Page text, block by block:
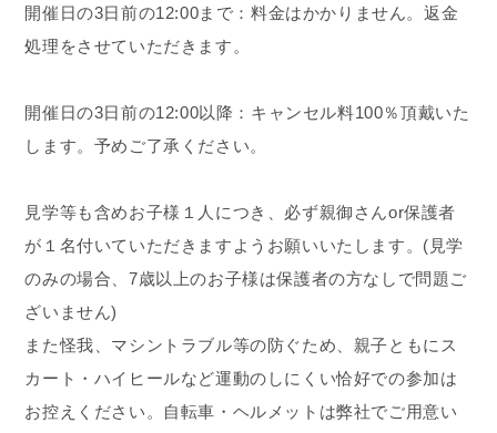
開催日の3日前の12:00まで：料金はかかりません。返金
処理をさせていただきます。
開催日の3日前の12:00以降：キャンセル料100％頂戴いた
します。予めご了承ください。
見学等も含めお子様１人につき、必ず親御さんor保護者
が１名付いていただきますようお願いいたします。(見学
のみの場合、7歳以上のお子様は保護者の方なしで問題ご
ざいません)
また怪我、マシントラブル等の防ぐため、親子ともにス
カート・ハイヒールなど運動のしにくい恰好での参加は
お控えください。自転車・ヘルメットは弊社でご用意い